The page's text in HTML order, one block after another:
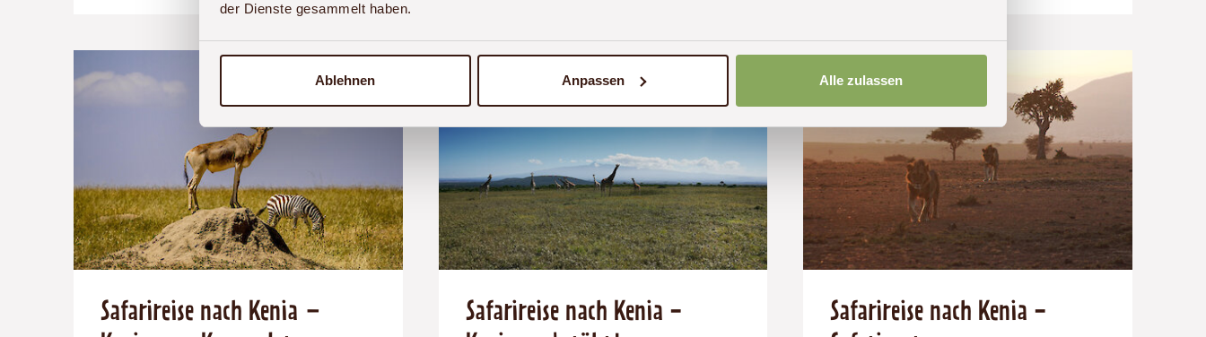
der Dienste gesammelt haben.
Ablehnen Anpassen Alle zulassen
Safarireise nach Kenia –
Safarireise nach Kenia -
Safarireise nach Kenia -